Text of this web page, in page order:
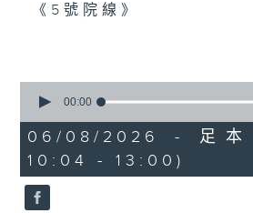
《5號院線》
1100-1200
《好玩醫學》
嘉賓：蔡森洪醫生（骨科
seconds
2
hours,
48
minutes,
0
seconds
00:00
06/08/2026 - 足
10:04 - 13:00)